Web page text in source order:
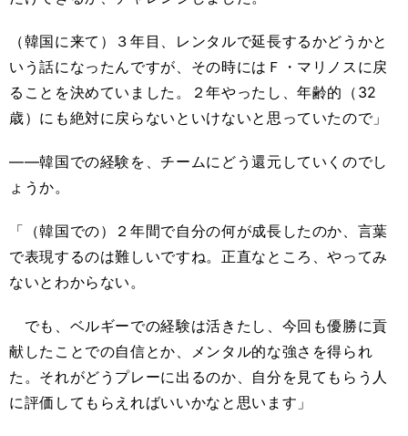
（韓国に来て）３年目、レンタルで延長するかどうかと
いう話になったんですが、その時にはＦ・マリノスに戻
ることを決めていました。２年やったし、年齢的（32
歳）にも絶対に戻らないといけないと思っていたので」
――韓国での経験を、チームにどう還元していくのでし
ょうか。
「（韓国での）２年間で自分の何が成長したのか、言葉
で表現するのは難しいですね。正直なところ、やってみ
ないとわからない。
でも、ベルギーでの経験は活きたし、今回も優勝に貢
献したことでの自信とか、メンタル的な強さを得られ
た。それがどうプレーに出るのか、自分を見てもらう人
に評価してもらえればいいかなと思います」